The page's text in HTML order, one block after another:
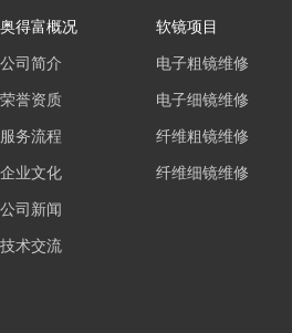
奥得富概况
公司简介
荣誉资质
服务流程
企业文化
公司新闻
技术交流
软镜项目
电子粗镜维修
电子细镜维修
纤维粗镜维修
纤维细镜维修